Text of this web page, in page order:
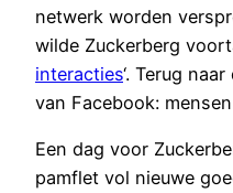
netwerk worden
wilde Zuckerberg
interacties‘. Terug
van Facebook:
Een dag voor
pamflet vol nieuwe